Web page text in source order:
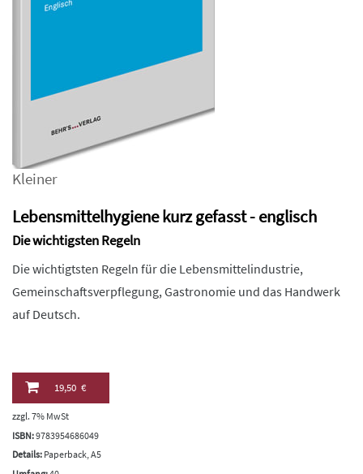
Kleiner
Lebensmittelhygiene kurz gefasst - englisch
Die wichtigsten Regeln
Die wichtigtsten Regeln für die Lebensmittelindustrie,
Gemeinschaftsverpflegung, Gastronomie und das Handwerk
auf Deutsch.
19,50 €
zzgl. 7% MwSt
ISBN:9783954686049
Details: Paperback, A5